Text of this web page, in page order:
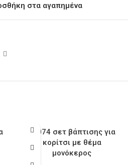
στα αγαπημένα
Κ2074 σετ βάπτισης για
κορίτσι με θέμα
μονόκερος